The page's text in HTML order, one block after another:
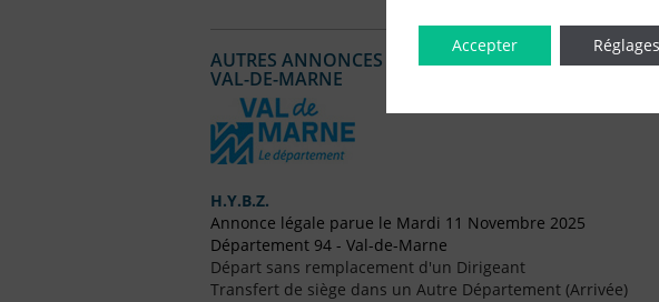
AUTRES ANNONCES LÉGALES PUBLIÉES EN LIGNE
VAL-DE-MARNE
H.Y.B.Z.
Annonce légale parue le Mardi 11 Novembre 2025
Département 94 - Val-de-Marne
Départ sans remplacement d'un Dirigeant
Transfert de siège dans un Autre Département (Arrivée)
Accepter Réglages